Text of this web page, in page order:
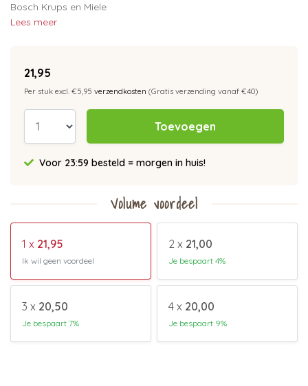
Bosch Krups en Miele
Lees meer
21,95
Per stuk excl. €5,95 verzendkosten (Gratis verzending vanaf €40)
Toevoegen
Voor 23:59 besteld = morgen in huis!
Volume voordeel
1 x 21,95
Ik wil geen voordeel
2 x 21,00
Je bespaart 4%
3 x 20,50
Je bespaart 7%
4 x 20,00
Je bespaart 9%